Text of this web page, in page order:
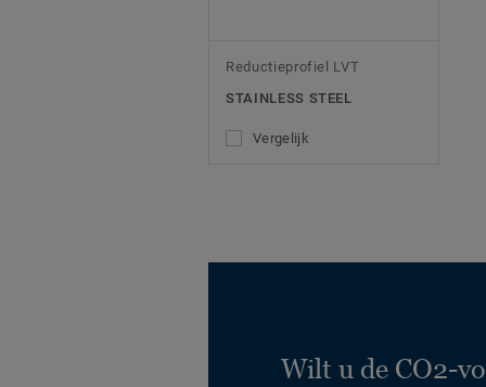
Reductieprofiel LVT
STAINLESS STEEL
Vergelijk
Wilt u de CO2-